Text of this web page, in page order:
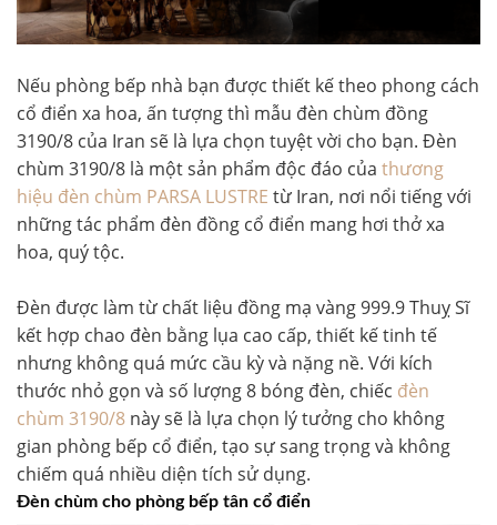
Nếu phòng bếp nhà bạn được thiết kế theo phong cách
cổ điển xa hoa, ấn tượng thì mẫu đèn chùm đồng
3190/8 của Iran sẽ là lựa chọn tuyệt vời cho bạn. Đèn
chùm 3190/8 là một sản phẩm độc đáo của thương
hiệu đèn chùm PARSA LUSTRE từ Iran, nơi nổi tiếng với
những tác phẩm đèn đồng cổ điển mang hơi thở xa
hoa, quý tộc.
Đèn được làm từ chất liệu đồng mạ vàng 999.9 Thuỵ Sĩ
kết hợp chao đèn bằng lụa cao cấp, thiết kế tinh tế
nhưng không quá mức cầu kỳ và nặng nề. Với kích
thước nhỏ gọn và số lượng 8 bóng đèn, chiếc đèn
chùm 3190/8 này sẽ là lựa chọn lý tưởng cho không
gian phòng bếp cổ điển, tạo sự sang trọng và không
chiếm quá nhiều diện tích sử dụng.
Đèn chùm cho phòng bếp tân cổ điển